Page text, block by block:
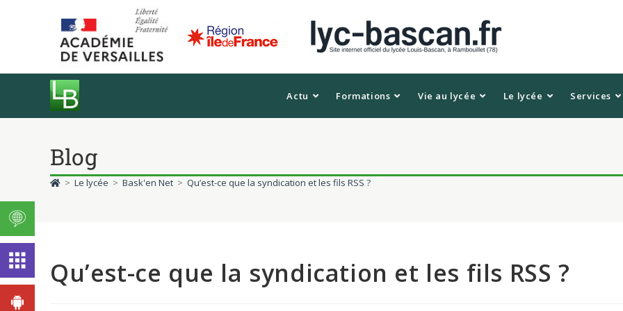
Actu Formations Vie au lycée Le lycée Services
Blog
> Le lycée > Bask'en Net > Qu’est-ce que la syndication et les fils RSS ?
Qu’est-ce que la syndication et les fils RSS ?